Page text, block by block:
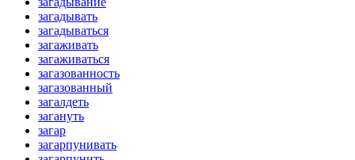
загадывать
загадываться
загаживать
загаживаться
загазованность
загазованный
загалдеть
загануть
загар
загарпунивать